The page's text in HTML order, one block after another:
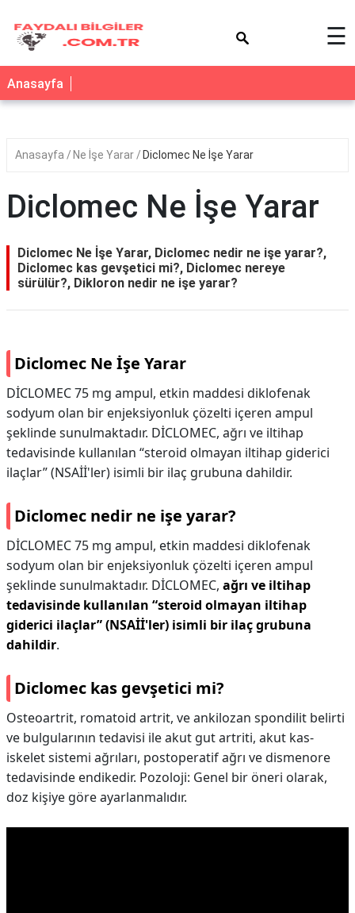
☰
Anasayfa
Anasayfa Ne İşe Yarar Diclomec Ne İşe Yarar
Diclomec Ne İşe Yarar
Diclomec Ne İşe Yarar, Diclomec nedir ne işe yarar?,
Diclomec kas gevşetici mi?, Diclomec nereye
sürülür?, Dikloron nedir ne işe yarar?
Diclomec Ne İşe Yarar
DİCLOMEC 75 mg ampul, etkin maddesi diklofenak
sodyum olan bir enjeksiyonluk çözelti içeren ampul
şeklinde sunulmaktadır. DİCLOMEC, ağrı ve iltihap
tedavisinde kullanılan “steroid olmayan iltihap giderici
ilaçlar” (NSAİİ'ler) isimli bir ilaç grubuna dahildir.
Diclomec nedir ne işe yarar?
DİCLOMEC 75 mg ampul, etkin maddesi diklofenak
sodyum olan bir enjeksiyonluk çözelti içeren ampul
şeklinde sunulmaktadır. DİCLOMEC, ağrı ve iltihap
tedavisinde kullanılan “steroid olmayan iltihap
giderici ilaçlar” (NSAİİ'ler) isimli bir ilaç grubuna
dahildir.
Diclomec kas gevşetici mi?
Osteoartrit, romatoid artrit, ve ankilozan spondilit belirti
ve bulgularının tedavisi ile akut gut artriti, akut kas-
iskelet sistemi ağrıları, postoperatif ağrı ve dismenore
tedavisinde endikedir. Pozoloji: Genel bir öneri olarak,
doz kişiye göre ayarlanmalıdır.